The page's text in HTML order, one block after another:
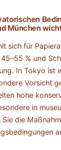
München
sich für
% und
In Tokyo ist
Vorsicht
hohe
in
Sie die